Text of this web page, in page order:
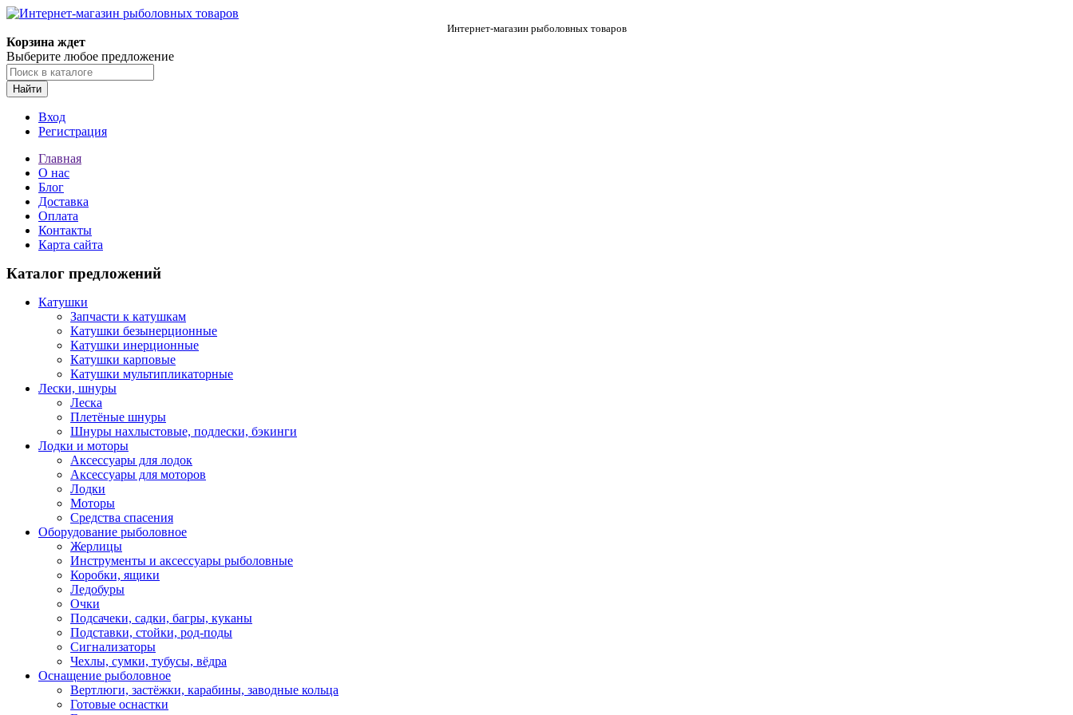
Интернет-магазин рыболовных товаров
Корзина ждет
Выберите любое предложение
Найти
Вход
Регистрация
Главная
О нас
Блог
Доставка
Оплата
Контакты
Карта сайта
Каталог предложений
Катушки
Запчасти к катушкам
Катушки безынерционные
Катушки инерционные
Катушки карповые
Катушки мультипликаторные
Лески, шнуры
Леска
Плетёные шнуры
Шнуры нахлыстовые, подлески, бэкинги
Лодки и моторы
Аксессуары для лодок
Аксессуары для моторов
Лодки
Моторы
Средства спасения
Оборудование рыболовное
Жерлицы
Инструменты и аксессуары рыболовные
Коробки, ящики
Ледобуры
Очки
Подсачеки, садки, багры, куканы
Подставки, стойки, род-поды
Сигнализаторы
Чехлы, сумки, тубусы, вёдра
Оснащение рыболовное
Вертлюги, застёжки, карабины, заводные кольца
Готовые оснастки